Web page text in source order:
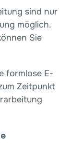
sind nur
möglich.
Sie
formlose E-
Zeitpunkt